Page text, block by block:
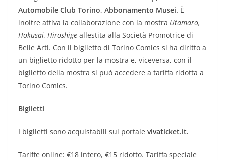
Automobile Club Torino, Abbonamento Musei. È
inoltre attiva la collaborazione con la mostra Utamaro,
Hokusai, Hiroshige allestita alla Società Promotrice di
Belle Arti. Con il biglietto di Torino Comics si ha diritto a
un biglietto ridotto per la mostra e, viceversa, con il
biglietto della mostra si può accedere a tariffa ridotta a
Torino Comics.
Biglietti
I biglietti sono acquistabili sul portale vivaticket.it.
Tariffe online: €18 intero, €15 ridotto. Tariffa speciale